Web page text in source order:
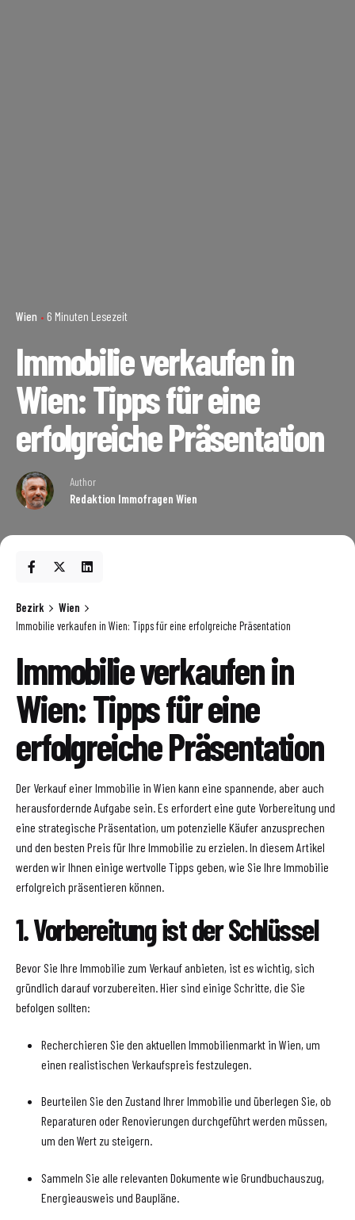
Wien 6 Minuten Lesezeit
Immobilie verkaufen in
Wien: Tipps für eine
erfolgreiche Präsentation
Author
Redaktion Immofragen Wien
Bezirk
Wien
Immobilie verkaufen in Wien: Tipps für eine erfolgreiche Präsentation
Immobilie verkaufen in
Wien: Tipps für eine
erfolgreiche Präsentation
Der Verkauf einer Immobilie in Wien kann eine spannende, aber auch
herausfordernde Aufgabe sein. Es erfordert eine gute Vorbereitung und
eine strategische Präsentation, um potenzielle Käufer anzusprechen
und den besten Preis für Ihre Immobilie zu erzielen. In diesem Artikel
werden wir Ihnen einige wertvolle Tipps geben, wie Sie Ihre Immobilie
erfolgreich präsentieren können.
1. Vorbereitung ist der Schlüssel
Bevor Sie Ihre Immobilie zum Verkauf anbieten, ist es wichtig, sich
gründlich darauf vorzubereiten. Hier sind einige Schritte, die Sie
befolgen sollten:
Recherchieren Sie den aktuellen Immobilienmarkt in Wien, um
einen realistischen Verkaufspreis festzulegen.
Beurteilen Sie den Zustand Ihrer Immobilie und überlegen Sie, ob
Reparaturen oder Renovierungen durchgeführt werden müssen,
um den Wert zu steigern.
Sammeln Sie alle relevanten Dokumente wie Grundbuchauszug,
Energieausweis und Baupläne.